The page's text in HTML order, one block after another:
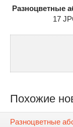
Разноцветные
17
Похожие
Разноцветные